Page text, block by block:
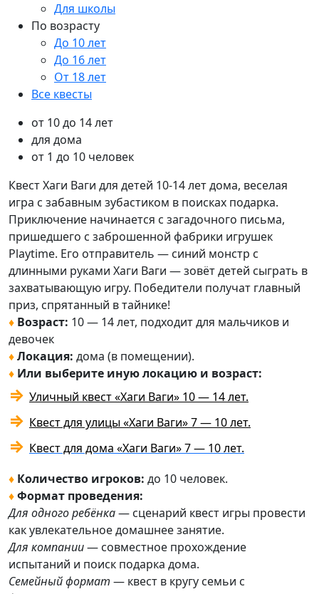
Для школы
По возрасту
До 10 лет
До 16 лет
От 18 лет
Все квесты
от 10 до 14 лет
для дома
от 1 до 10 человек
Квест Хаги Ваги для детей 10-14 лет дома, веселая
игра с забавным зубастиком в поисках подарка.
Приключение начинается с загадочного письма,
пришедшего с заброшенной фабрики игрушек
Playtime. Его отправитель — синий монстр с
длинными руками Хаги Ваги — зовёт детей сыграть в
захватывающую игру. Победители получат главный
приз, спрятанный в тайнике!
♦ Возраст: 10 — 14 лет, подходит для мальчиков и
девочек
♦Локация: дома (в помещении).
♦ Или выберите иную локацию и возраст:
⇒ Уличный квест «Хаги Ваги» 10 — 14 лет.
⇒ Квест для улицы «Хаги Ваги» 7 — 10 лет.
⇒ Квест для дома «Хаги Ваги» 7 — 10 лет.
♦ Количество игроков: до 10 человек.
♦Формат проведения:
Для одного ребёнка— сценарий квест игры провести
как увлекательное домашнее занятие.
Для компании— совместное прохождение
испытаний и поиск подарка дома.
Семейный формат — квест в кругу семьи с